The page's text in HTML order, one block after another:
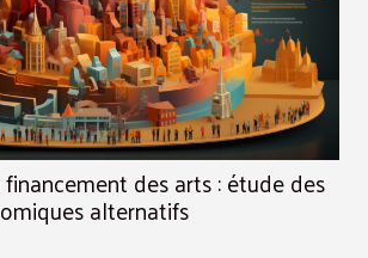
des arts : étude des
alternatifs